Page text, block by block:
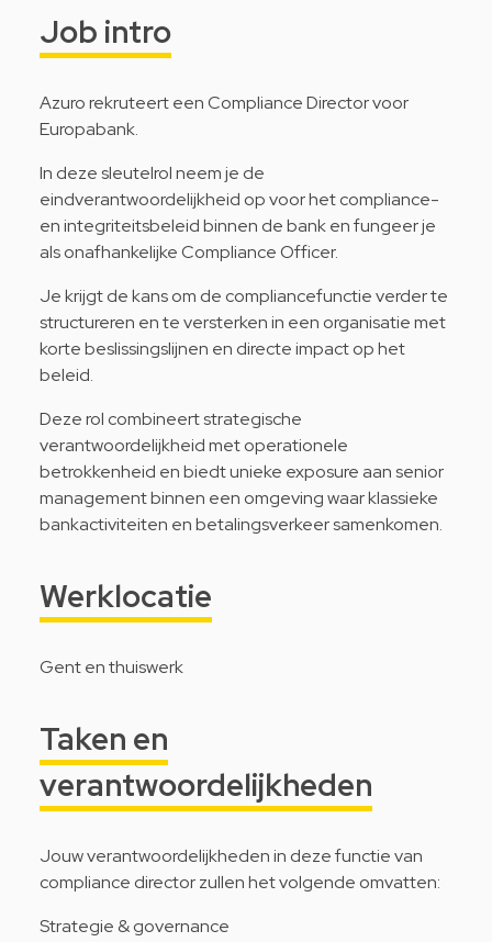
Job intro
Azuro rekruteert een Compliance Director voor
Europabank.
In deze sleutelrol neem je de
eindverantwoordelijkheid op voor het compliance-
en integriteitsbeleid binnen de bank en fungeer je
als onafhankelijke Compliance Officer.
Je krijgt de kans om de compliancefunctie verder te
structureren en te versterken in een organisatie met
korte beslissingslijnen en directe impact op het
beleid.
Deze rol combineert strategische
verantwoordelijkheid met operationele
betrokkenheid en biedt unieke exposure aan senior
management binnen een omgeving waar klassieke
bankactiviteiten en betalingsverkeer samenkomen.
Werklocatie
Gent en thuiswerk
Taken en
verantwoordelijkheden
Jouw verantwoordelijkheden in deze functie van
compliance director zullen het volgende omvatten:
Strategie & governance